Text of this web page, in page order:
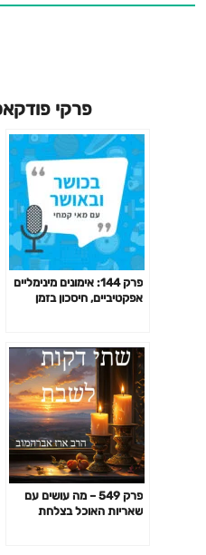
פרקי
פרק 144: אימונים מינימליים
אפקטיביים, חיסכון בזמן
פרק 549 – מה עושים עם
שאריות האוכל בצלחת